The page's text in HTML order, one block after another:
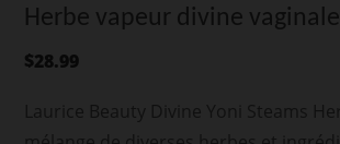
Herbe vapeur divine vaginale
$28.99